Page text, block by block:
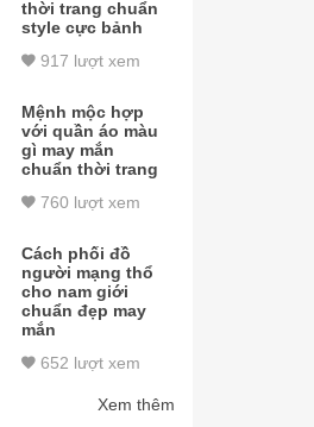
thời trang chuẩn
style cực bảnh
917 lượt xem
Mệnh mộc hợp
với quần áo màu
gì may mắn
chuẩn thời trang
760 lượt xem
Cách phối đồ
người mạng thổ
cho nam giới
chuẩn đẹp may
mắn
652 lượt xem
Xem thêm